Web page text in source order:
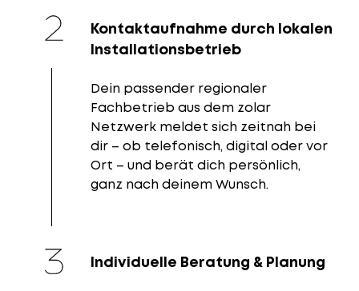
Kontaktaufnahme durch lokalen
Installationsbetrieb
Dein passender regionaler
Fachbetrieb aus dem zolar
Netzwerk meldet sich zeitnah bei
dir – ob telefonisch, digital oder vor
Ort – und berät dich persönlich,
ganz nach deinem Wunsch.
Individuelle Beratung & Planung